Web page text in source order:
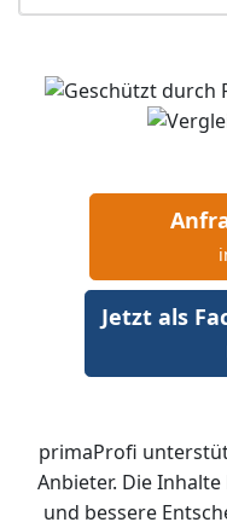
Jetzt als
primaProfi
Anbieter. Die
und bessere